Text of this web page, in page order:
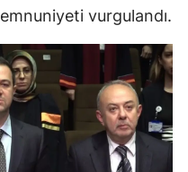
vurgulandı.